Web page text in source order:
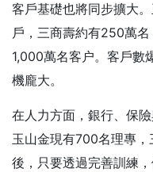
客戶基礎也將同步擴大
戶，三商壽約有250萬
1,000萬名客户。客戶數
機龐大。
在人力方面，銀行、保
玉山金現有700名理專
後，只要透過完善訓練